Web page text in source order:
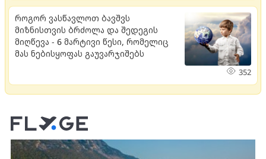
როგორ ვასწავლოთ ბავშვს
მიზნისთვის ბრძოლა და შედეგის
მიღწევა - 6 მარტივი წესი, რომელიც
მას ნებისყოფას გაუვარჯიშებს
352